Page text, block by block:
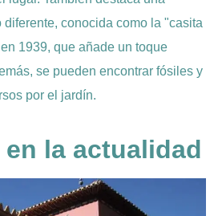
conocida como la "casita
1939, que añade un toque
se pueden encontrar fósiles y
por el jardín.
en la actualidad